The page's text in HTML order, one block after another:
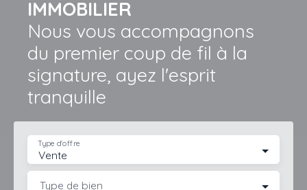
GROUPE ACQUÉRIM
IMMOBILIER
Nous vous accompagnons
du premier coup de fil à la
signature, ayez l'esprit
tranquille
Vente
Type d'offre